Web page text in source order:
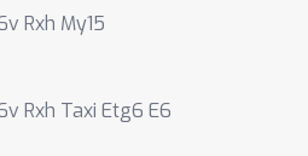
Rxh My15
Rxh Taxi Etg6 E6